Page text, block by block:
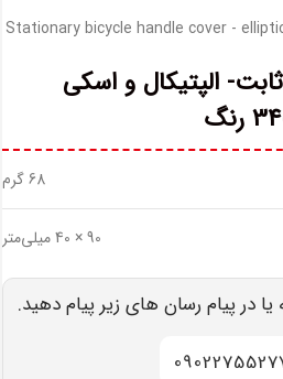
Stationary bicycle handle cover -
الپتیکال و اسکی
68 گرم
90 × 40 میلی‌متر
در پیام رسان های زیر پیام دهید.